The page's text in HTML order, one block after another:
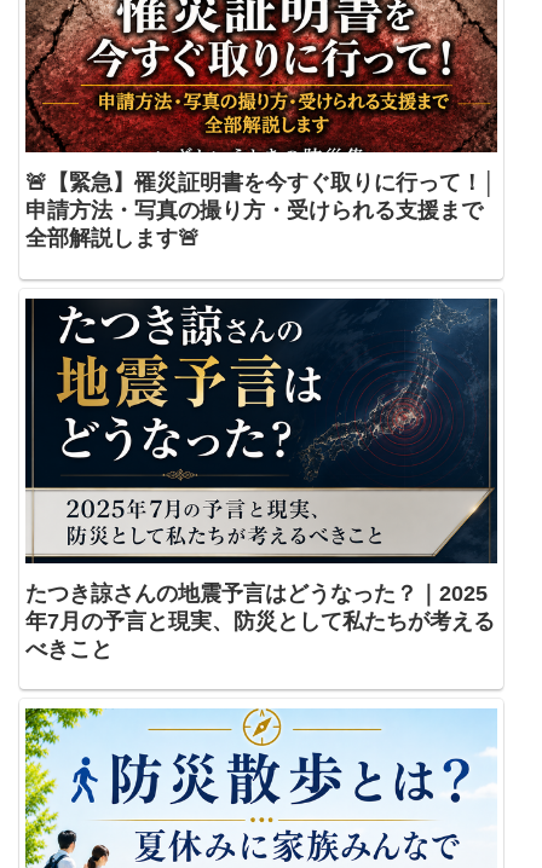
🚨【緊急】罹災証明書を今すぐ取りに行って！│
申請方法・写真の撮り方・受けられる支援まで
全部解説します🚨
たつき諒さんの地震予言はどうなった？｜2025
年7月の予言と現実、防災として私たちが考える
べきこと